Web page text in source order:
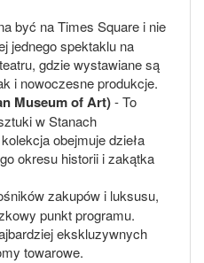
być na Times Square i nie
jednego spektaklu na
gdzie wystawiane są
i nowoczesne produkcje.
Museum of Art)- To
w Stanach
obejmuje dzieła
okresu historii i zakątka
zakupów i luksusu,
punkt programu.
ekskluzywnych
towarowe.